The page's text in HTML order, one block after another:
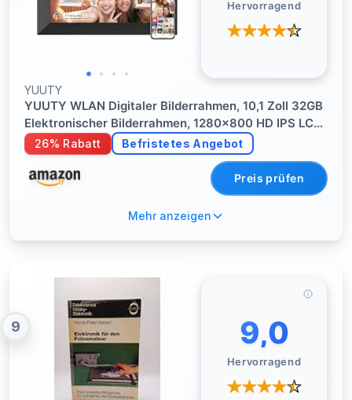
Hervorragend
YUUTY
YUUTY WLAN Digitaler Bilderrahmen, 10,1 Zoll 32GB
Elektronischer Bilderrahmen, 1280x800 HD IPS LCD
Touchscreen Foto Rahmen, Automatische Rotation,
Teilen Sie Fotos Sofort Von überall Aus
26% Rabatt Befristetes Angebot
Preis prüfen
Mehr anzeigen
9 9,0
Hervorragend